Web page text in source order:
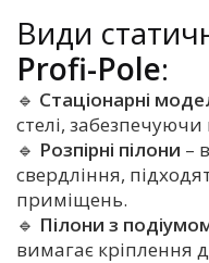
Види
Profi-Pole:
🔹 Стаціонарні
стелі,
🔹 Розпірні пілони –
свердління,
приміщень.
🔹 Пілони з
вимагає кріплення